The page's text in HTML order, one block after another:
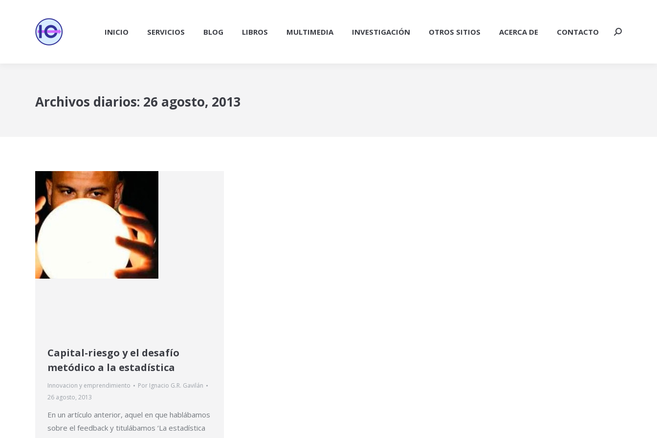
INICIO SERVICIOS BLOG LIBROS MULTIMEDIA INVESTIGACIÓN OTROS SITIOS ACERCA DE CONTACTO Buscar:
Archivos diarios: 26 agosto, 2013
Capital-riesgo y el desafío
metódico a la estadística
Innovacion y emprendimiento Por Ignacio G.R. Gavilán
26 agosto, 2013
En un artículo anterior, aquel en que hablábamos
sobre el feedback y titulábamos ‘La estadística